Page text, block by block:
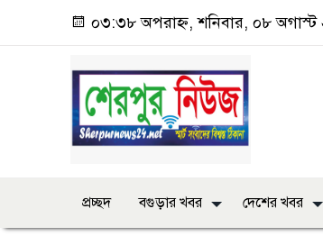
০৩:৩৮ অপরাহ্ন, শনিবার, ০৮ অগাস্ট
প্রচ্ছদ বগুড়ার খবর দেশের খবর